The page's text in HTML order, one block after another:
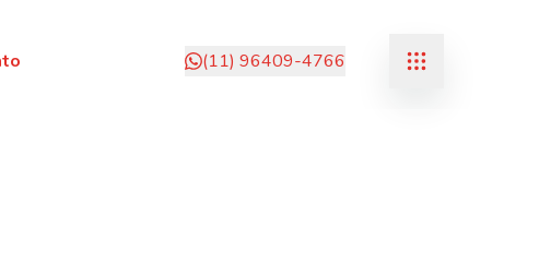
(11) 96409-4766